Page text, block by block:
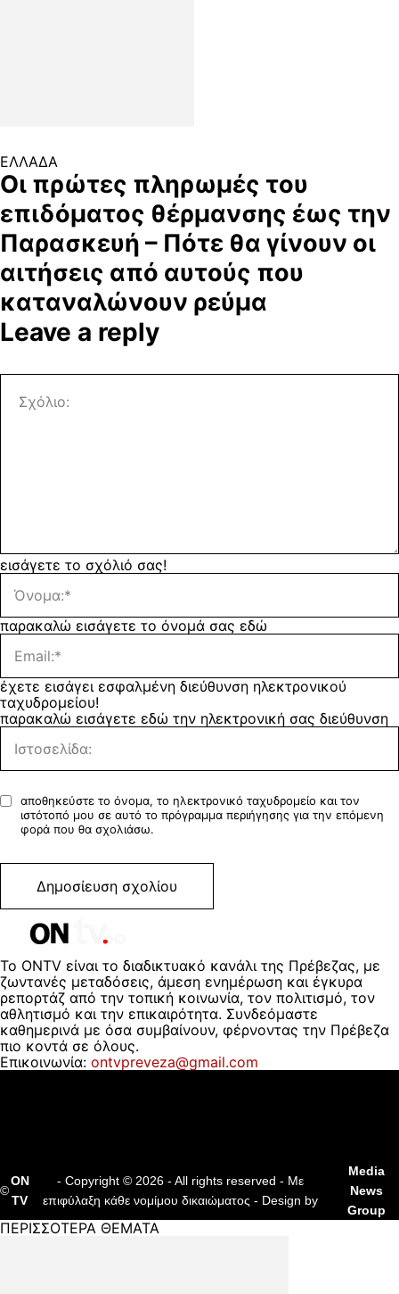
ΕΛΛΑΔΑ
Οι πρώτες πληρωμές του
επιδόματος θέρμανσης έως την
Παρασκευή – Πότε θα γίνουν οι
αιτήσεις από αυτούς που
καταναλώνουν ρεύμα
Leave a reply
εισάγετε το σχόλιό σας!
παρακαλώ εισάγετε το όνομά σας εδώ
έχετε εισάγει εσφαλμένη διεύθυνση ηλεκτρονικού
ταχυδρομείου!
παρακαλώ εισάγετε εδώ την ηλεκτρονική σας διεύθυνση
αποθηκεύστε το όνομα, το ηλεκτρονικό ταχυδρομείο και τον
ιστότοπό μου σε αυτό το πρόγραμμα περιήγησης για την επόμενη
φορά που θα σχολιάσω.
Το ONTV είναι το διαδικτυακό κανάλι της Πρέβεζας, με
ζωντανές μεταδόσεις, άμεση ενημέρωση και έγκυρα
ρεπορτάζ από την τοπική κοινωνία, τον πολιτισμό, τον
αθλητισμό και την επικαιρότητα. Συνδεόμαστε
καθημερινά με όσα συμβαίνουν, φέρνοντας την Πρέβεζα
πιο κοντά σε όλους.
Επικοινωνία: ontvpreveza@gmail.com
©
ON
TV
- Copyright © 2026 - All rights reserved - Με
επιφύλαξη κάθε νομίμου δικαιώματος - Design by
Media
News
Group
ΠΕΡΙΣΣΟΤΕΡΑ ΘΕΜΑΤΑ